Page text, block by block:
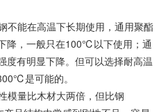
能在高温下长期使用，通用聚酯
降，一般只在100℃以下使用；通
有明显下降。但可以选择耐高温
是可能的。
量比木材大两倍，但比钢